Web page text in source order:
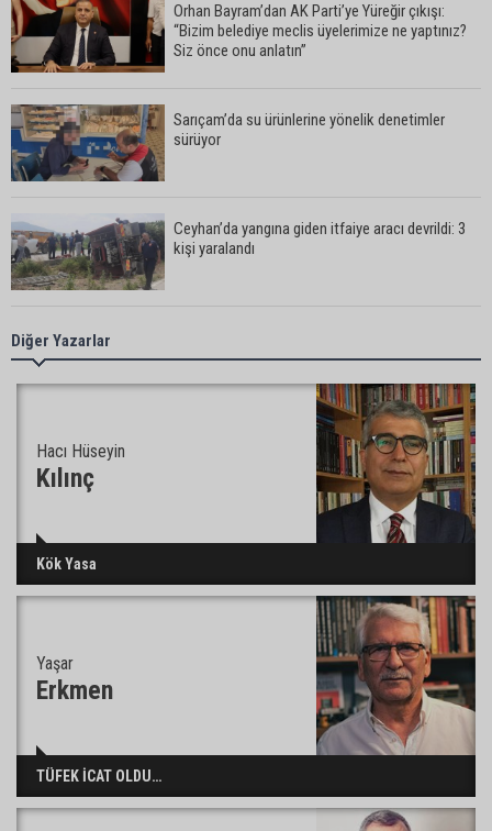
Orhan Bayram’dan AK Parti’ye Yüreğir çıkışı:
“Bizim belediye meclis üyelerimize ne yaptınız?
Siz önce onu anlatın”
Sarıçam’da su ürünlerine yönelik denetimler
sürüyor
Ceyhan’da yangına giden itfaiye aracı devrildi: 3
kişi yaralandı
CHP’den ayrıldığını açıkladı
Belediye binasına girmek isteyen servisçilere
Doç. Dr. Efsun Somay’dan implant uyarısı: “Sigara
kişi hayatını kaybetti
Diğer Yazarlar
Hacı Hüseyin
Kılınç
Kök Yasa
Yaşar
Erkmen
TÜFEK İCAT OLDU…